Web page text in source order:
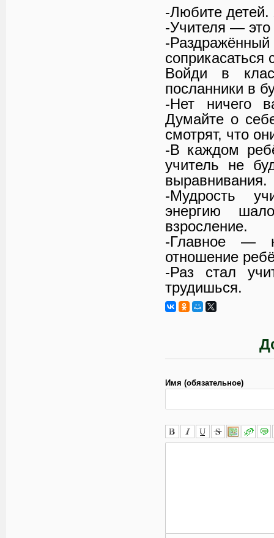
-Любите
-Учителя — это
-
соприкасаться
Войди в
посланники в
-Нет ничего
Думайте о
смотрят, что
-В каждом
учитель не
выравнивания.
-Мудрость
энергию
взросление.
-Главное —
отношение
-Раз стал
трудишься.
Имя (обязательное)